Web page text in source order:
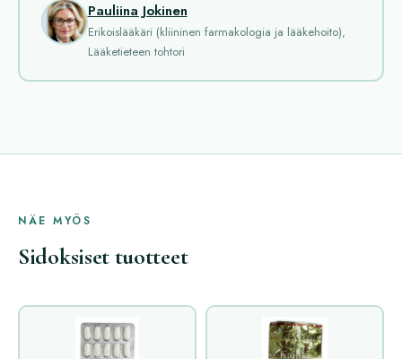
Pauliina Jokinen
Erikoislääkäri (kliininen farmakologia ja lääkehoito),
Lääketieteen tohtori
NÄE MYÖS
Sidoksiset tuotteet